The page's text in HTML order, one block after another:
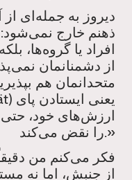
دیروز به جمله‌ای از
ذهنم خارج نمی‌شود:
افراد یا گروه‌ها،
از دشمنانمان
متحدانمان هم
ارزش‌های خود،
را نقض می‌کند.»
فکر می‌کنم من
از جنبش، اما نه